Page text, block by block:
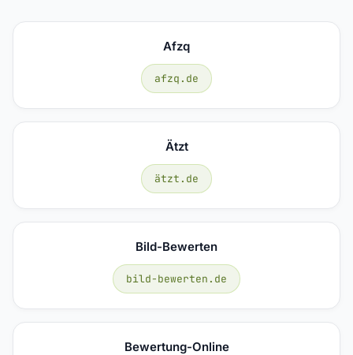
Afzq
afzq.de
Ätzt
ätzt.de
Bild-Bewerten
bild-bewerten.de
Bewertung-Online